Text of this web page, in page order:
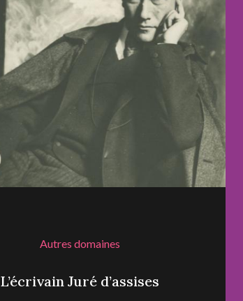
Autres domaines
L’écrivain Juré d’assises